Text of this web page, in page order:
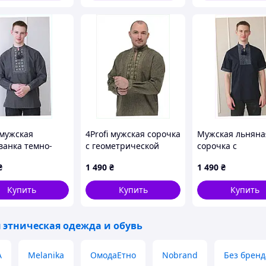
Рукав довгий. Горловина на стійку.
та життя. Вишиванка має магічне
темно-
Купить
4Profi мужская сорочка
с геометрической
1 490 ₴
Купить
Мужская
сорочка с
узором 56
1 490 ₴
Купить
одежда и обувь
Melanika ОмодаЕтно Nobrand Без